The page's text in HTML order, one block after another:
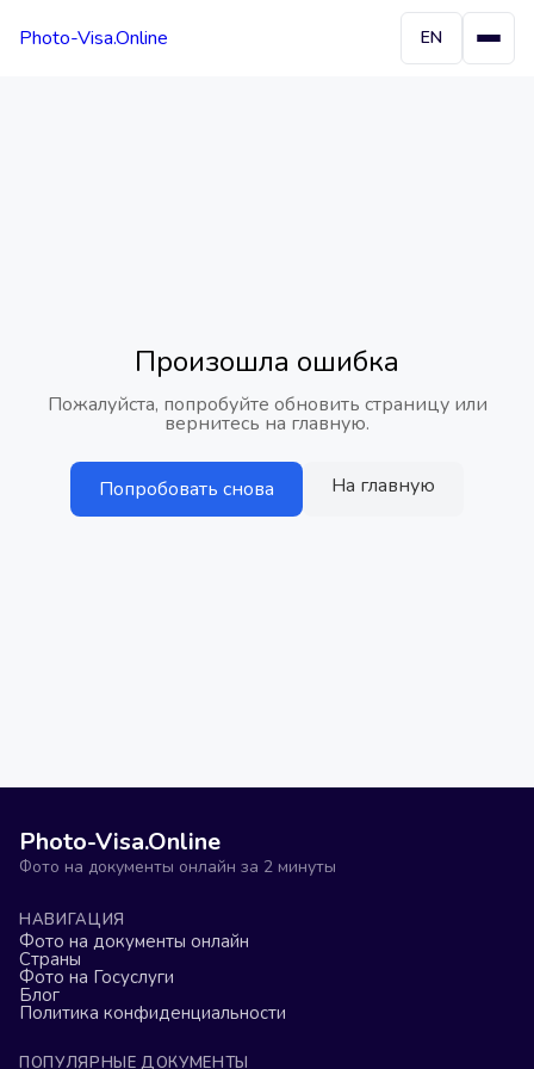
Photo-Visa.Online EN
Произошла ошибка
Пожалуйста, попробуйте обновить страницу или
вернитесь на главную.
Попробовать снова На главную
Photo-Visa.Online
Фото на документы онлайн за 2 минуты
НАВИГАЦИЯ
Фото на документы онлайн
Страны
Фото на Госуслуги
Блог
Политика конфиденциальности
ПОПУЛЯРНЫЕ ДОКУМЕНТЫ